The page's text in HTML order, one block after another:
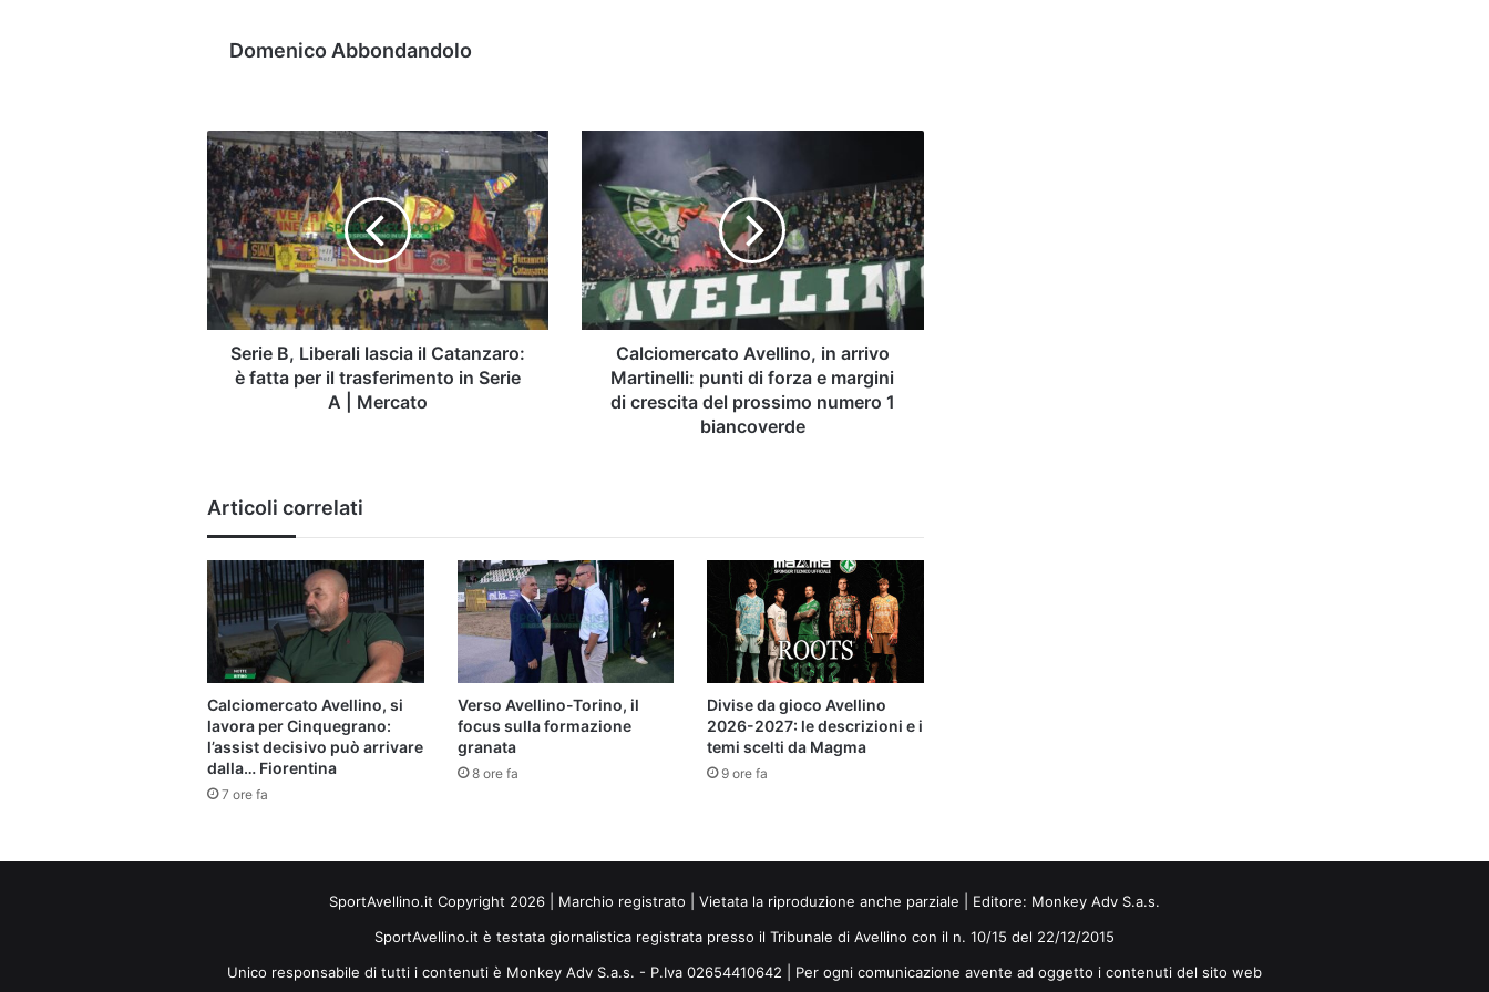
Domenico Abbondandolo
Serie
B,
Liberali
lascia
il
Catanzaro:
è
fatta
per
trasferimento
Serie B, Liberali lascia il Catanzaro:
è fatta per il trasferimento in Serie
A | Mercato
Avellino,
arrivo
Martinelli:
punti
di
forza
e
margini
crescita
Calciomercato Avellino, in arrivo
Martinelli: punti di forza e margini
di crescita del prossimo numero 1
biancoverde
Articoli correlati
Calciomercato Avellino, si
lavora per Cinquegrano:
l’assist decisivo può arrivare
dalla… Fiorentina
7 ore fa
Verso Avellino-Torino, il
focus sulla formazione
granata
8 ore fa
Divise da gioco Avellino
2026-2027: le descrizioni e i
temi scelti da Magma
9 ore fa
SportAvellino.it Copyright 2026 | Marchio registrato | Vietata la riproduzione anche parziale | Editore: Monkey Adv S.a.s.
SportAvellino.it è testata giornalistica registrata presso il Tribunale di Avellino con il n. 10/15 del 22/12/2015
Unico responsabile di tutti i contenuti è Monkey Adv S.a.s. - P.Iva 02654410642 | Per ogni comunicazione avente ad oggetto i contenuti del sito web